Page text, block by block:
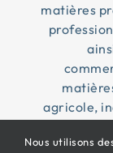
matières
agricole,
Nous utilisons